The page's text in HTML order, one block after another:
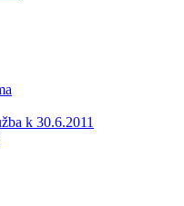
k 30.6.2011